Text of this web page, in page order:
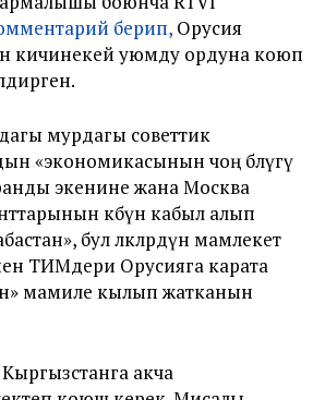
берип, Орусия
кичинекей уюмду ордуна коюп
мурдагы советтик
«экономикасынын чоң бөлүгү
экенине жана Москва
көбүн кабыл алып
бул өлкөлөрдүн мамлекет
ТИМдери Орусияга карата
мамиле кылып жатканын
акча